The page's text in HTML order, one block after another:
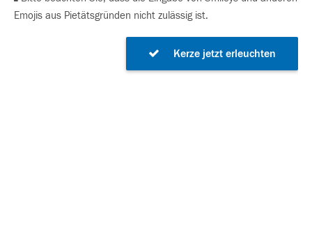
Emojis aus Pietätsgründen nicht zulässig ist.
Kerze jetzt erleuchten